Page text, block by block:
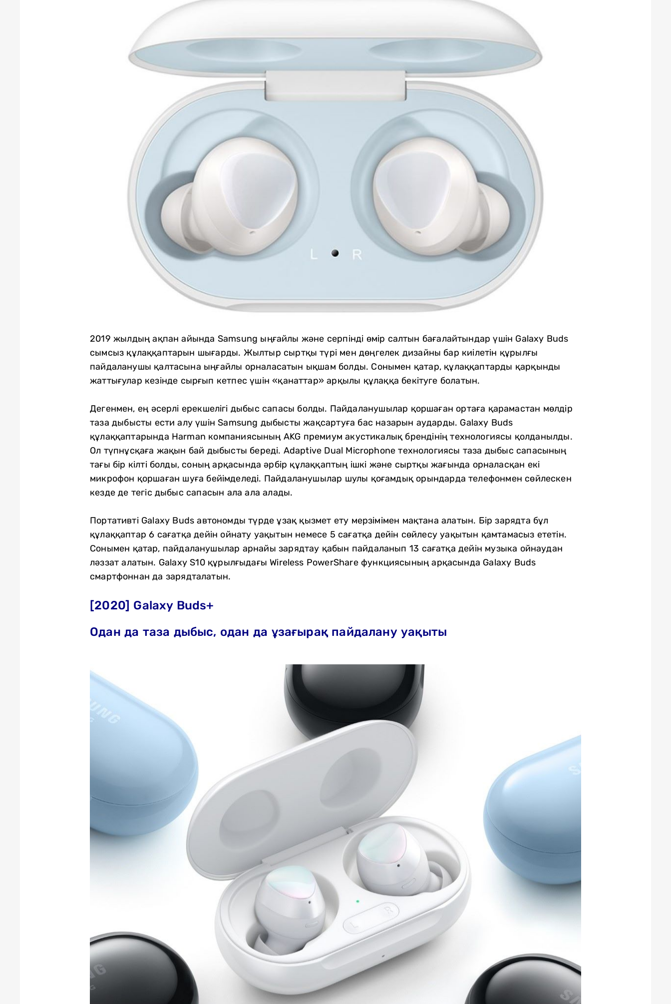
2019 жылдың ақпан айында Samsung ыңғайлы және серпінді өмір салтын бағалайтындар үшін Galaxy Buds
сымсыз құлаққаптарын шығарды. Жылтыр сыртқы түрі мен дөңгелек дизайны бар киілетін құрылғы
пайдаланушы қалтасына ыңғайлы орналасатын ықшам болды. Сонымен қатар, құлаққаптарды қарқынды
жаттығулар кезінде сырғып кетпес үшін «қанаттар» арқылы құлаққа бекітуге болатын.
Дегенмен, ең әсерлі ерекшелігі дыбыс сапасы болды. Пайдаланушылар қоршаған ортаға қарамастан мөлдір
таза дыбысты ести алу үшін Samsung дыбысты жақсартуға бас назарын аударды. Galaxy Buds
құлаққаптарында Harman компаниясының AKG премиум акустикалық брендінің технологиясы қолданылды.
Ол түпнұсқаға жақын бай дыбысты береді. Adaptive Dual Microphone технологиясы таза дыбыс сапасының
тағы бір кілті болды, соның арқасында әрбір құлаққаптың ішкі және сыртқы жағында орналасқан екі
микрофон қоршаған шуға бейімделеді. Пайдаланушылар шулы қоғамдық орындарда телефонмен сөйлескен
кезде де тегіс дыбыс сапасын ала ала алады.
Портативті Galaxy Buds автономды түрде ұзақ қызмет ету мерзімімен мақтана алатын. Бір зарядта бұл
құлаққаптар 6 сағатқа дейін ойнату уақытын немесе 5 сағатқа дейін сөйлесу уақытын қамтамасыз ететін.
Сонымен қатар, пайдаланушылар арнайы зарядтау қабын пайдаланып 13 сағатқа дейін музыка ойнаудан
ләззат алатын. Galaxy S10 құрылғыдағы Wireless PowerShare функциясының арқасында Galaxy Buds
смартфоннан да зарядталатын.
[2020] Galaxy Buds+
Одан да таза дыбыс, одан да ұзағырақ пайдалану уақыты